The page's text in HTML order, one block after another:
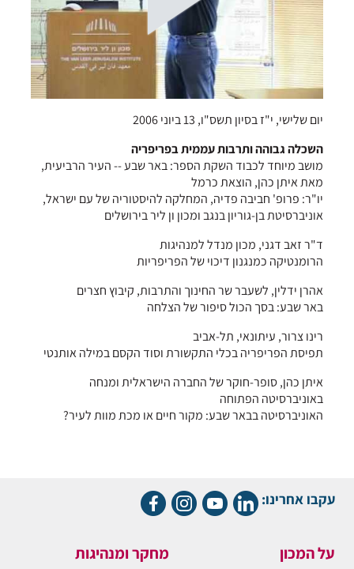
יום שלישי, י"ז בסיון תשס"ו, 13 ביוני 2006
השכלה גבוהה ותרבות עממית בפריפריה
מושב מיוחד לכבוד השקת הספר: באר שבע -- העיר הרביעית,
מאת איתן כהן, הוצאת כרמל
יו"ר: פרופ' חביבה פדיה, המחלקה להיסטוריה של עם ישראל,
אוניברסיטת בן-גוריון בנגב ומכון ון ליר בירושלים
ד"ר זאב דגני, מכון מנדל למנהיגות
הרומנטיקה כמנגנון דיכוי של הפריפריות
אהרן ידלין, לשעבר שר החינוך והתרבות, קיבוץ חצרים
באר שבע: בסך הכול סיפור של הצלחה
רינו צרור, עיתונאי, תל-אביב
תפיסת הפריפריה בכלי התקשורת וסוד הקסם במילה אותנטי
איתן כהן, סופר-חוקר של החברה הישראלית ומנחה
באוניברסיטה הפתוחה
האוניברסיטה בבאר שבע: מקור חיים או מכת מוות לעיר?
עקבו אחרינו:
על המכון מחקר ומנהיגות